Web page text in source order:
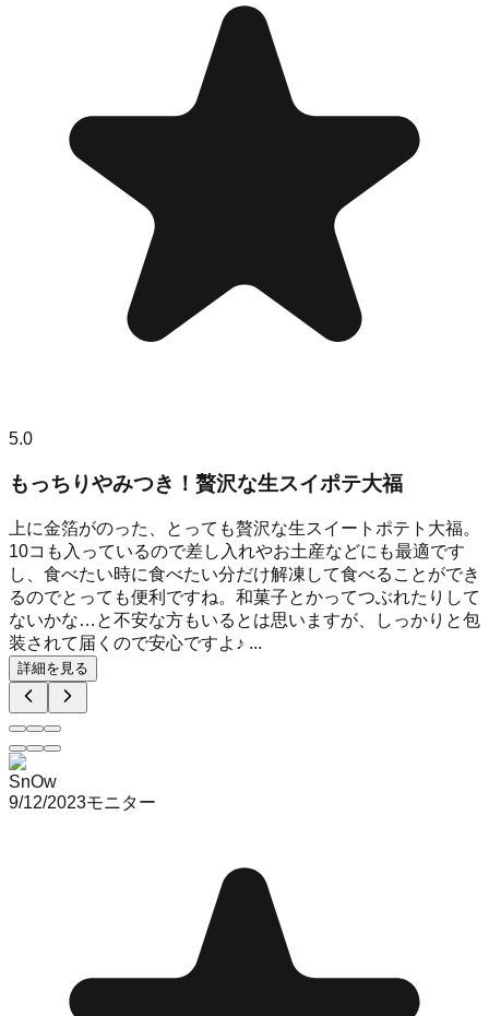
5.0
もっちりやみつき！贅沢な生スイポテ大福
上に金箔がのった、とっても贅沢な生スイートポテト大福。
10コも入っているので差し入れやお土産などにも最適です
し、食べたい時に食べたい分だけ解凍して食べることができ
るのでとっても便利ですね。和菓子とかってつぶれたりして
ないかな…と不安な方もいるとは思いますが、しっかりと包
装されて届くので安心ですよ♪ ...
詳細を見る
SnOw
9/12/2023モニター